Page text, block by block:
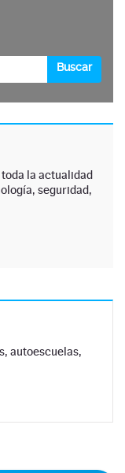
toda la actualidad
seguridad,
autoescuelas,